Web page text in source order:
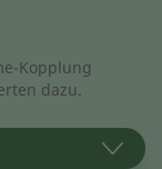
Kopplung
dazu.